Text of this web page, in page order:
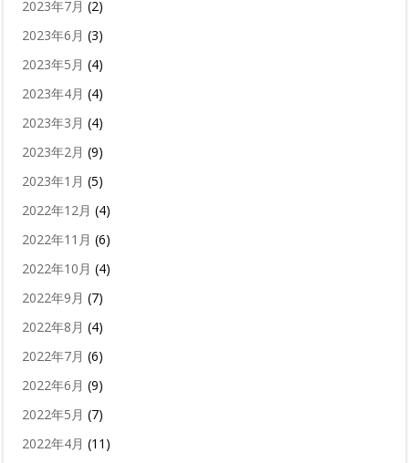
2023年7月 (2)
2023年6月 (3)
2023年5月 (4)
2023年4月 (4)
2023年3月 (4)
2023年2月 (9)
2023年1月 (5)
2022年12月 (4)
2022年11月 (6)
2022年10月 (4)
2022年9月 (7)
2022年8月 (4)
2022年7月 (6)
2022年6月 (9)
2022年5月 (7)
2022年4月 (11)